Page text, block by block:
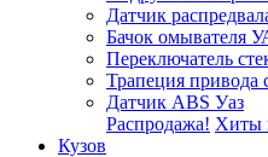
Датчик
Бачок омывателя
Переключатель
Трапеция привода
Датчик ABS Уаз
Распродажа! Хиты
Кузов